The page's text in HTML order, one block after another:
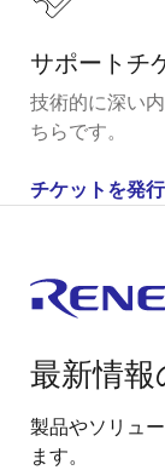
サポートチ
技術的に深い
ちらです。
チケットを発行
最新情
製品やソリュ
ます。